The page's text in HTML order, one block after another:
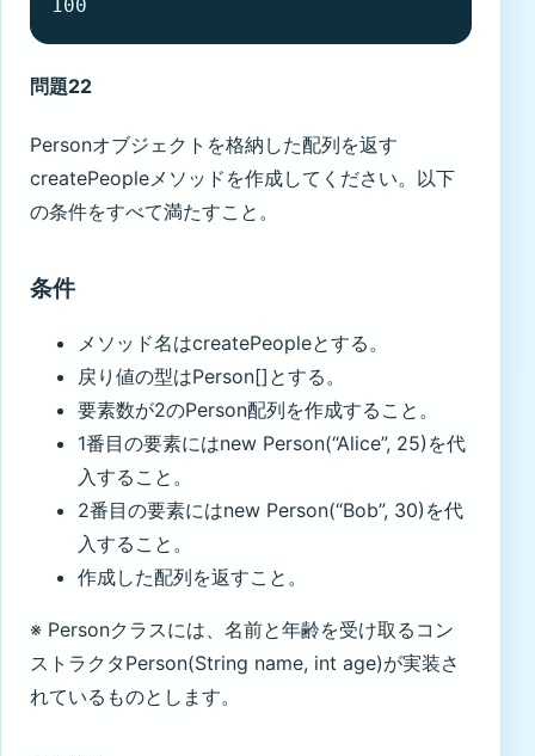
100
問題22
Personオブジェクトを格納した配列を返す
createPeopleメソッドを作成してください。以下
の条件をすべて満たすこと。
条件
メソッド名はcreatePeopleとする。
戻り値の型はPerson[]とする。
要素数が2のPerson配列を作成すること。
1番目の要素にはnew Person(“Alice”, 25)を代
入すること。
2番目の要素にはnew Person(“Bob”, 30)を代
入すること。
作成した配列を返すこと。
※ Personクラスには、名前と年齢を受け取るコン
ストラクタPerson(String name, int age)が実装さ
れているものとします。